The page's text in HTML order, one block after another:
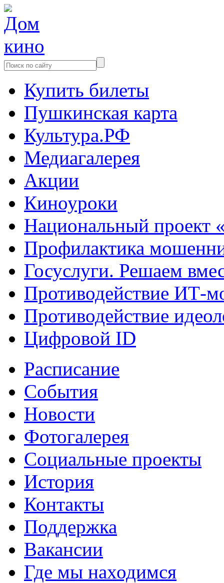
Купить билеты
Пушкинская карта
Культура.РФ
Медиагалерея
Акции
Киноуроки
Национальный проект
Профилактика
Госуслуги. Решаем
Противодействие ИТ-
Противодействие
Цифровой ID
Расписание
События
Новости
Фотогалерея
Социальные проекты
История
Контакты
Поддержка
Вакансии
Где мы находимся